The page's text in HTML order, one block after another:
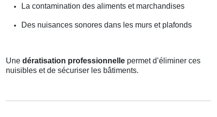
La contamination des aliments et marchandises
Des nuisances sonores dans les murs et plafonds
Une dératisation professionnelle permet d’éliminer ces
nuisibles et de sécuriser les bâtiments.